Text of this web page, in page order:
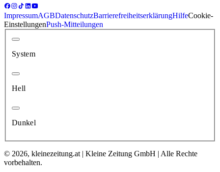
ImpressumAGBDatenschutzBarrierefreiheitserklärungHilfeCookie-
EinstellungenPush-Mitteilungen
System
Hell
Dunkel
© 2026, kleinezeitung.at | Kleine Zeitung GmbH | Alle Rechte
vorbehalten.